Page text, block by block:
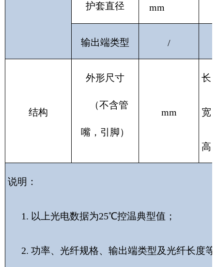
护套直径 mm
输出端类型 /
结构
外形尺寸
（不含管
嘴，引脚）
mm
长
宽
高
说明：
1. 以上光电数据为25℃控温典型值；
2. 功率、光纤规格、输出端类型及光纤长度